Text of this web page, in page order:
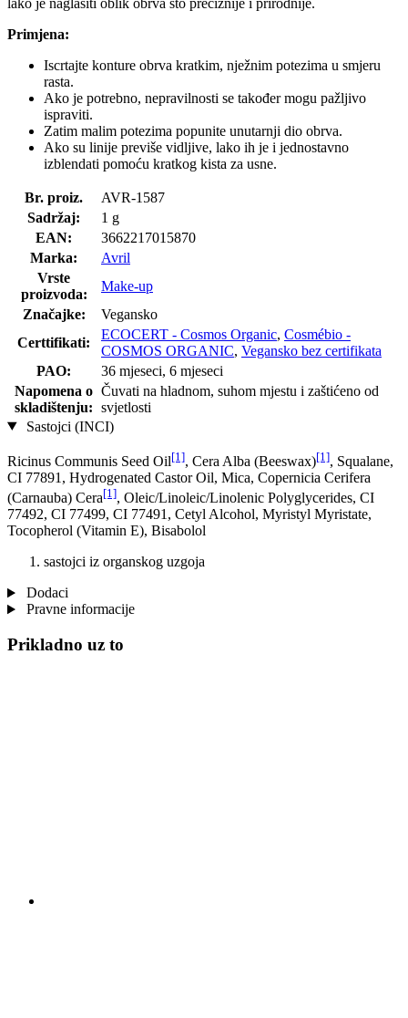
Primjena:
Iscrtajte konture obrva kratkim, nježnim potezima u smjeru
rasta.
Ako je potrebno, nepravilnosti se također mogu pažljivo
ispraviti.
Zatim malim potezima popunite unutarnji dio obrva.
Ako su linije previše vidljive, lako ih je i jednostavno
izblendati pomoću kratkog kista za usne.
Br. proiz.
AVR-1587
Sadržaj:
1 g
EAN:
3662217015870
Marka:
Avril
Vrste
proizvoda:
Make-up
Značajke:
Vegansko
Certtifikati:
ECOCERT - Cosmos Organic, Cosmébio -
COSMOS ORGANIC, Vegansko bez certifikata
PAO:
36 mjeseci, 6 mjeseci
Napomena o
skladištenju:
Čuvati na hladnom, suhom mjestu i zaštićeno od
svjetlosti
Sastojci (INCI)
Ricinus Communis Seed Oil[1], Cera Alba (Beeswax)[1], Squalane,
CI 77891, Hydrogenated Castor Oil, Mica, Copernicia Cerifera
(Carnauba) Cera[1], Oleic/Linoleic/Linolenic Polyglycerides, CI
77492, CI 77499, CI 77491, Cetyl Alcohol, Myristyl Myristate,
Tocopherol (Vitamin E), Bisabolol
sastojci iz organskog uzgoja
Dodaci
Pravne informacije
Prikladno uz to